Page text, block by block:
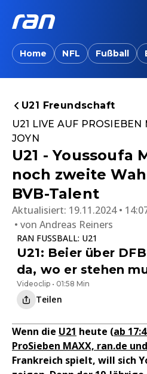
Home NFL Fußball
U21 Freundschaft
U21 LIVE AUF PROSIEBEN
JOYN
U21 - Youssoufa
noch zweite
BVB-Talent
Aktualisiert: 19.11.2024 •
von Andreas Reiners
RAN FUSSBALL: U21
U21: Beier über
da, wo er stehen
Videoclip • 01:58 Min
Teilen
Wenn die U21 heute (ab
ProSieben MAXX, ran.de
Frankreich spielt, will sich